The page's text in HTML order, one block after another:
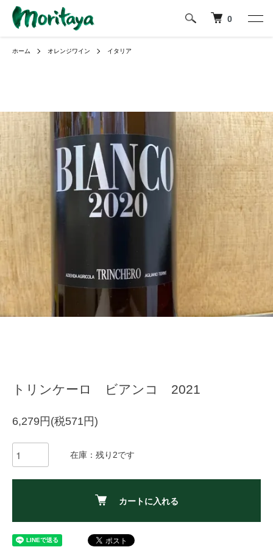
0
ホーム オレンジワイン イタリア
トリンケーロ ビアンコ 2021
6,279円(税571円)
在庫：残り2です
カートに入れる